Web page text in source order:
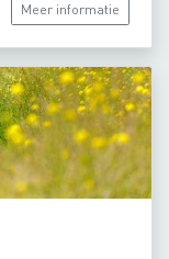
Meer informatie